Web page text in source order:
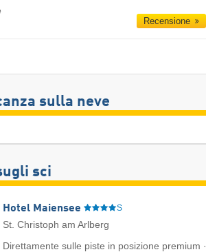
Recensione
sulla neve
sci
Hotel Maiensee S
St. Christoph am Arlberg
Direttamente sulle piste in posizione premium ·